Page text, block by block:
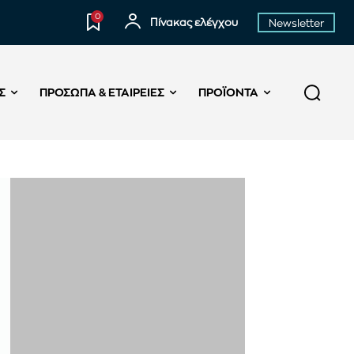
0
Πίνακας ελέγχου Newsletter
ΠΡΌΣΩΠΑ & ΕΤΑΙΡΕΊΕΣ ΠΡΟΪΌΝΤΑ